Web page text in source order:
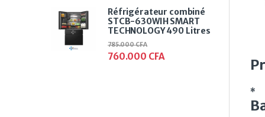
*
Réfrigérateur combiné
STCB-630WIH SMART
TECHNOLOGY 490 Litres
760.000 CFA
785.000CFA